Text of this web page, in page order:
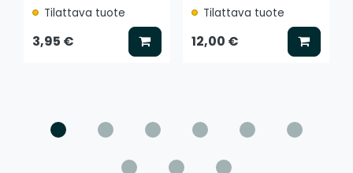
Tilattava tuote
3,95 € Lisää koriin
Tilattava tuote
12,00 € Lisää